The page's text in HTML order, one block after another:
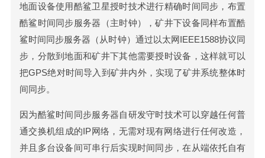
地面设备使用酷鲨卫星授时技术进行精确时间同步，布置
酷鲨时间同步服务器（主时钟），矿井下设备同样布置酷
鲨时间同步服务器（从时钟）通过以太网IEEE1588协议同
步，分散到地面和矿井下其他需要授时设备，这样就可以
把GPS绝对时间导入到矿井内外，实现了矿井系统整体时
间同步。
因为酷鲨时间同步服务器自研发守时技术可以穿越任何普
通交换机组成的IP网络，无需对现有网络进行任何改造，
并且多台设备间可串行后实现时间同步，在从端依托自有